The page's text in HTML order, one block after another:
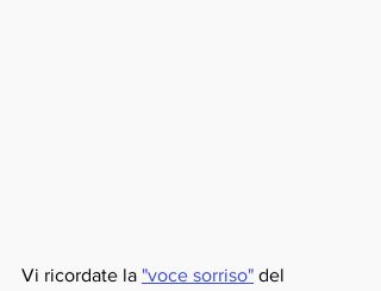
Vi ricordate la "voce sorriso" del